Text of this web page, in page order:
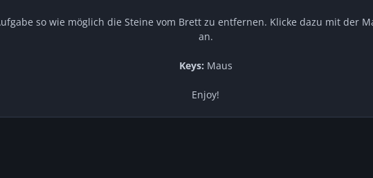
so wie möglich die Steine vom Brett zu entfernen. Klicke dazu mit der
an.
Keys: Maus
Enjoy!